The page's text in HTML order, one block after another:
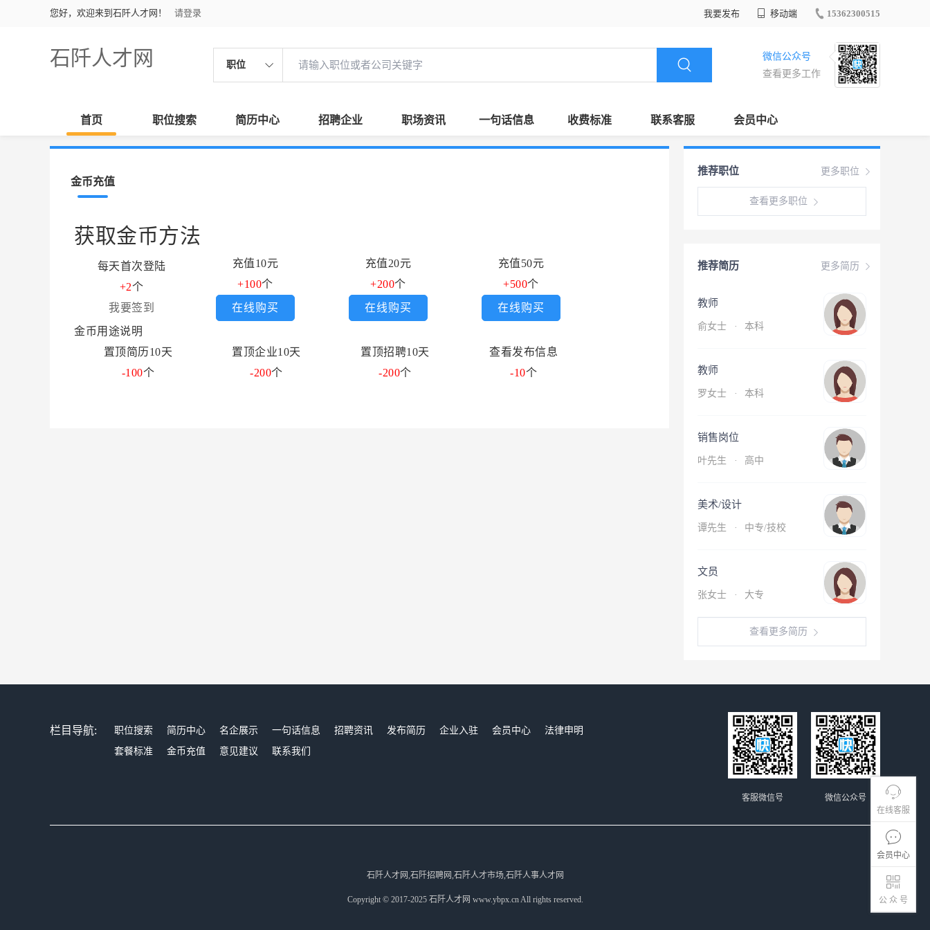
您好，欢迎来到石阡人才网！ 请登录 我要发布 移动端 15362300515
石阡人才网 职位
微信公众号
查看更多工作
首页 职位搜索 简历中心 招聘企业 职场资讯 一句话信息 收费标准 联系客服 会员中心
在线客服
会员中心
公 众 号
金币充值
获取金币方法
每天首次登陆
+2个
我要签到
充值10元
+100个
在线购买
充值20元
+200个
在线购买
充值50元
+500个
在线购买
金币用途说明
置顶简历10天
置顶企业10天 置顶招聘10天
查看发布信息
-100个 -200个 -200个 -10个
更多职位
推荐职位
查看更多职位
更多简历
推荐简历
教师
俞女士 · 本科
教师
罗女士 · 本科
销售岗位
叶先生 · 高中
美术/设计
谭先生 · 中专/技校
文员
张女士 · 大专
查看更多简历
栏目导航: 职位搜索 简历中心 名企展示 一句话信息 招聘资讯 发布简历 企业入驻 会员中心
法律申明
套餐标准
金币充值 意见建议 联系我们
微信公众号
客服微信号
石阡人才网,石阡招聘网,石阡人才市场,石阡人事人才网
Copyright © 2017-2025 石阡人才网 www.ybpx.cn All rights reserved.